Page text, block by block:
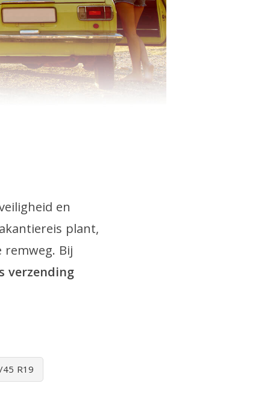
en
plant,
Bij
verzending
R19